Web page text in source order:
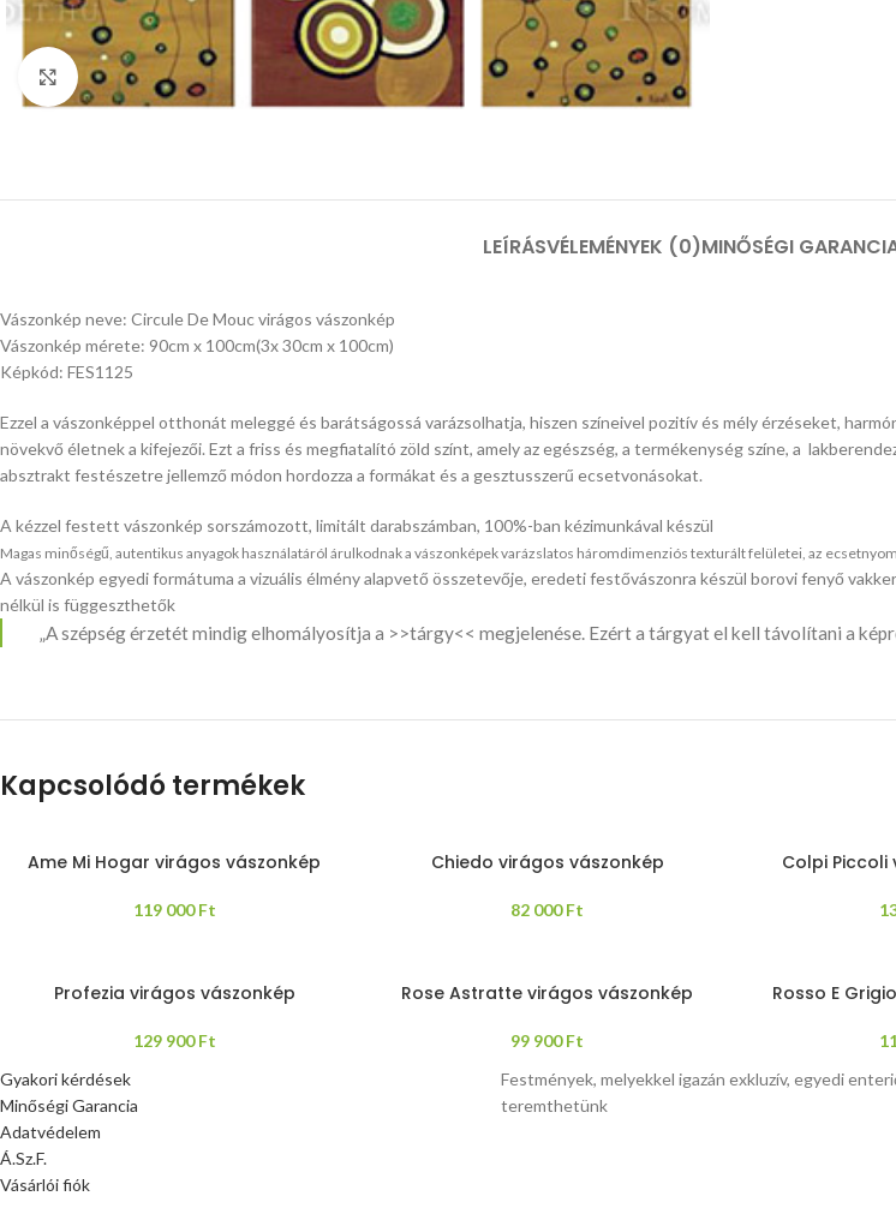
Nagyításhoz kattints ide
LEÍRÁSVÉLEMÉNYEK (0)MINŐSÉGI
Vászonkép neve: Circule De Mouc virágos vászonkép
Vászonkép mérete: 90cm x 100cm(3x 30cm x 100cm)
Képkód: FES1125
Ezzel a vászonképpel otthonát meleggé és barátságossá varázsolhatja, hiszen színeivel pozitív és mély érzéseket,
növekvő életnek a kifejezői. Ezt a friss és megfiatalító zöld színt, amely az egészség, a termékenység színe, a
absztrakt festészetre jellemző módon hordozza a formákat és a gesztusszerű ecsetvonásokat.
A kézzel festett vászonkép sorszámozott, limitált darabszámban, 100%-ban kézimunkával készül
Magas minőségű, autentikus anyagok használatáról árulkodnak a vászonképek varázslatos háromdimenziós texturált felületei, az
A vászonkép egyedi formátuma a vizuális élmény alapvető összetevője, eredeti festővászonra készül borovi fenyő
nélkül is függeszthetők
„A szépség érzetét mindig elhomályosítja a >>tárgy<< megjelenése. Ezért a tárgyat el kell távolítani a
Kapcsolódó termékek
Ame Mi Hogar virágos vászonkép
119 000Ft
Chiedo virágos vászonkép
82 000Ft
Colpi Piccoli
Profezia virágos vászonkép
129 900Ft
Rose Astratte virágos vászonkép
99 900Ft
Rosso E
Gyakori kérdések
Minőségi Garancia
Adatvédelem
Á.Sz.F.
Vásárlói fiók
Festmények, melyekkel igazán exkluzív, egyedi
teremthetünk